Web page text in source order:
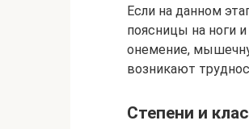
Если на данном
поясницы на ноги
онемение,
возникают
Степени и